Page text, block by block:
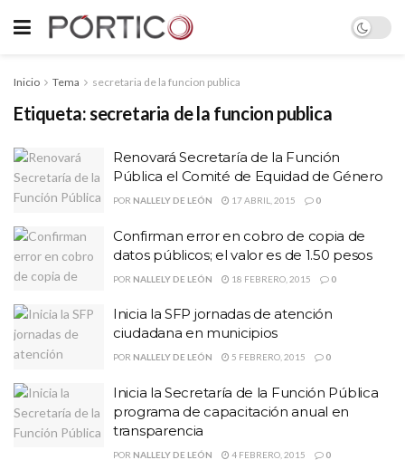
Inicio Tema secretaria de la funcion publica
Etiqueta:secretaria de la funcion publica
Renovará Secretaría de la Función
POR NALLELY DE LEÓN 17 ABRIL, 2015 0
Confirman error en cobro de copia de
datos públicos; el valor es de 1.50 pesos
POR NALLELY DE LEÓN 18 FEBRERO, 2015 0
Inicia la SFP jornadas de atención
ciudadana en municipios
POR NALLELY DE LEÓN 5 FEBRERO, 2015 0
Inicia la Secretaría de la Función Pública
programa de capacitación anual en
POR NALLELY DE LEÓN 4 FEBRERO, 2015 0